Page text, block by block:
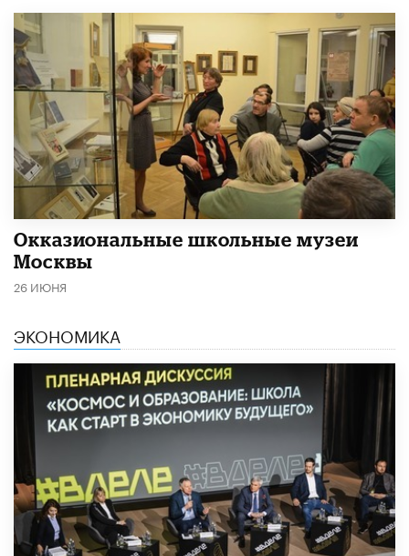
​Окказиональные школьные музеи
Москвы
26 ИЮНЯ
ЭКОНОМИКА